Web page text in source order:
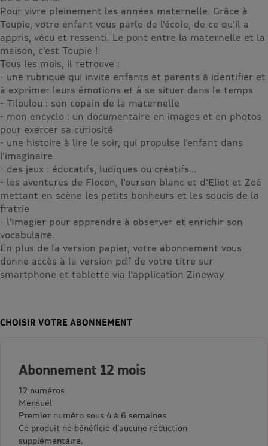
Pour vivre pleinement les années maternelle. Grâce à
Toupie, votre enfant vous parle de l'école, de ce qu'il a
appris, vécu et ressenti. Le pont entre la maternelle et la
maison, c'est Toupie !
Tous les mois, il retrouve :
- une rubrique qui invite enfants et parents à identifier et
à exprimer leurs émotions et à se situer dans le temps
- Tiloulou : son copain de la maternelle
- mon encyclo : un documentaire en images et en photos
pour exercer sa curiosité
- une histoire à lire le soir, qui propulse l'enfant dans
l'imaginaire
- des jeux : éducatifs, ludiques ou créatifs...
- les aventures de Flocon, l'ourson blanc et d'Eliot et Zoé
mettant en scène les petits bonheurs et les soucis de la
fratrie
- l'Imagier pour apprendre à observer et enrichir son
vocabulaire.
En plus de la version papier, votre abonnement vous
donne accès à la version pdf de votre titre sur
smartphone et tablette via l'application Zineway
CHOISIR VOTRE ABONNEMENT
Abonnement 12 mois
12 numéros
Mensuel
Premier numéro sous 4 à 6 semaines
Ce produit ne bénéficie d’aucune réduction
supplémentaire.